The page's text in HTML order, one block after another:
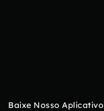
Baixe Nosso Aplicativo